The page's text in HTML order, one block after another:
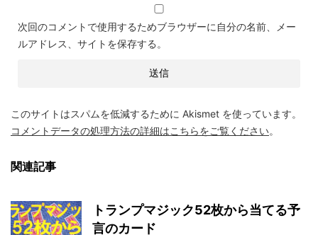
次回のコメントで使用するためブラウザーに自分の名前、メー
ルアドレス、サイトを保存する。
このサイトはスパムを低減するために Akismet を使っています。
コメントデータの処理方法の詳細はこちらをご覧ください。
関連記事
トランプマジック52枚から当てる予
言のカード